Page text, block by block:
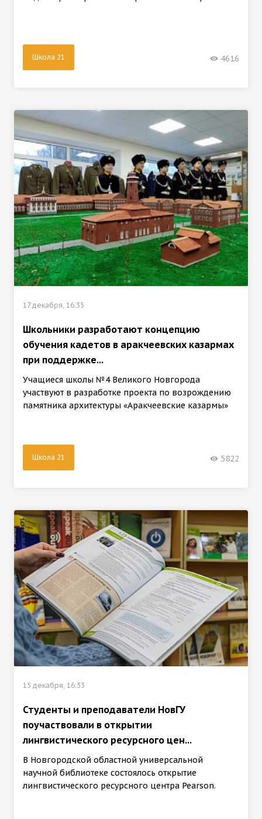
Школа 21 4616
17 декабря, 16:35
Школьники разработают концепцию
обучения кадетов в аракчеевских казармах
при поддержке...
Учащиеся школы №4 Великого Новгорода
участвуют в разработке проекта по возрождению
памятника архитектуры «Аракчеевские казармы»
Школа 21 5822
15 декабря, 16:33
Студенты и преподаватели НовГУ
поучаствовали в открытии
лингвистического ресурсного цен...
В Новгородской областной универсальной
научной библиотеке состоялось открытие
лингвистического ресурсного центра Pearson.